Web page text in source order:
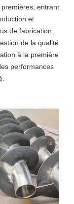
entrant
et
de fabrication,
de la qualité
à la première
performances